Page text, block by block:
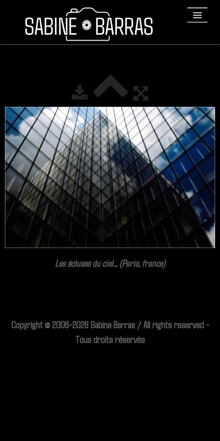
REPORTAGES▼
Bio▼
Expositions
Contact / Tirages
Liens
Les écluses du ciel... (Paris, france)
Copyright © 2006-2026 Sabine Barras / All rights reserved -
Tous droits réservés